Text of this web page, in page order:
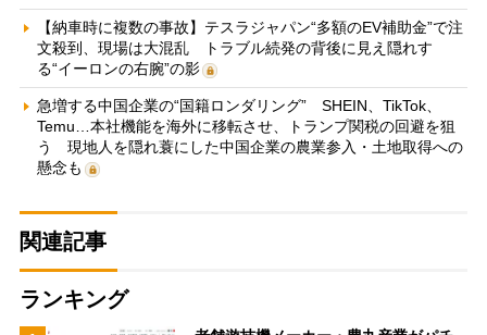
【納車時に複数の事故】テスラジャパン“多額のEV補助金”で注
文殺到、現場は大混乱 トラブル続発の背後に見え隠れす
る“イーロンの右腕”の影
急増する中国企業の“国籍ロンダリング” SHEIN、TikTok、
Temu…本社機能を海外に移転させ、トランプ関税の回避を狙
う 現地人を隠れ蓑にした中国企業の農業参入・土地取得への
懸念も
関連記事
ランキング